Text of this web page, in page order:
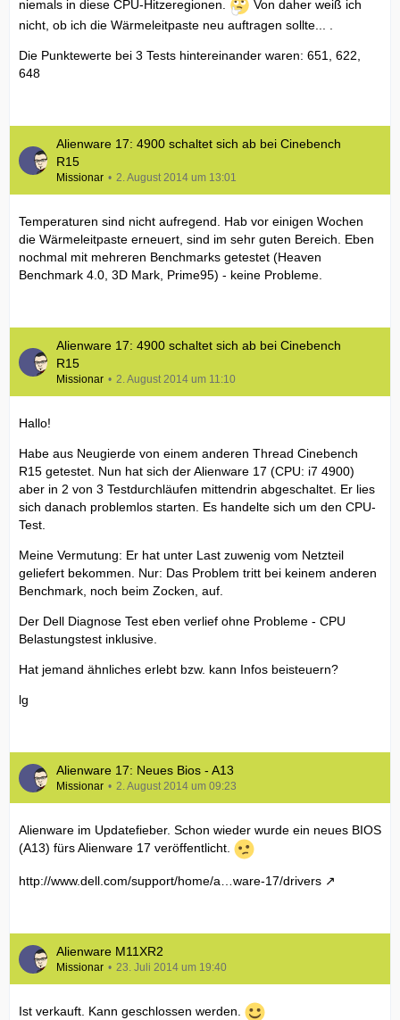
niemals in diese CPU-Hitzeregionen.
Von daher weiß ich
nicht, ob ich die Wärmeleitpaste neu auftragen sollte... .
Die Punktewerte bei 3 Tests hintereinander waren: 651, 622,
648
Alienware 17: 4900 schaltet sich ab bei Cinebench
R15
Missionar 2. August 2014 um 13:01
Temperaturen sind nicht aufregend. Hab vor einigen Wochen
die Wärmeleitpaste erneuert, sind im sehr guten Bereich. Eben
nochmal mit mehreren Benchmarks getestet (Heaven
Benchmark 4.0, 3D Mark, Prime95) - keine Probleme.
Alienware 17: 4900 schaltet sich ab bei Cinebench
R15
Missionar 2. August 2014 um 11:10
Hallo!
Habe aus Neugierde von einem anderen Thread Cinebench
R15 getestet. Nun hat sich der Alienware 17 (CPU: i7 4900)
aber in 2 von 3 Testdurchläufen mittendrin abgeschaltet. Er lies
sich danach problemlos starten. Es handelte sich um den CPU-
Test.
Meine Vermutung: Er hat unter Last zuwenig vom Netzteil
geliefert bekommen. Nur: Das Problem tritt bei keinem anderen
Benchmark, noch beim Zocken, auf.
Der Dell Diagnose Test eben verlief ohne Probleme - CPU
Belastungstest inklusive.
Hat jemand ähnliches erlebt bzw. kann Infos beisteuern?
lg
Alienware 17: Neues Bios - A13
Missionar 2. August 2014 um 09:23
Alienware im Updatefieber. Schon wieder wurde ein neues BIOS
(A13) fürs Alienware 17 veröffentlicht.
http://www.dell.com/support/home/a…ware-17/drivers
Alienware M11XR2
Missionar 23. Juli 2014 um 19:40
Ist verkauft. Kann geschlossen werden.